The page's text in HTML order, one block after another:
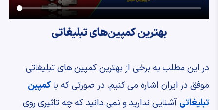
بهترین کمپین‌های تبلیغاتی
در این مطلب به برخی از بهترین کمپین های تبلیغاتی
موفق در ایران اشاره می کنیم. در صورتی که باکمپین
تبلیغاتیآشنایی ندارید و نمی دانید که چه تاثیری روی